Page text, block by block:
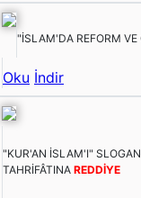
"İSLAM'DA REFORM
Oku İndir
"KUR'AN İSLAM'I"
TAHRİFÂTINA REDDİYE